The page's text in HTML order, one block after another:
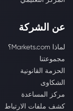
عن الشركة
لماذا Markets.com؟
مجموعتنا
الحزمة القانونية
الشكاوى
مركز المساعدة
كشف ملفات الارتباط